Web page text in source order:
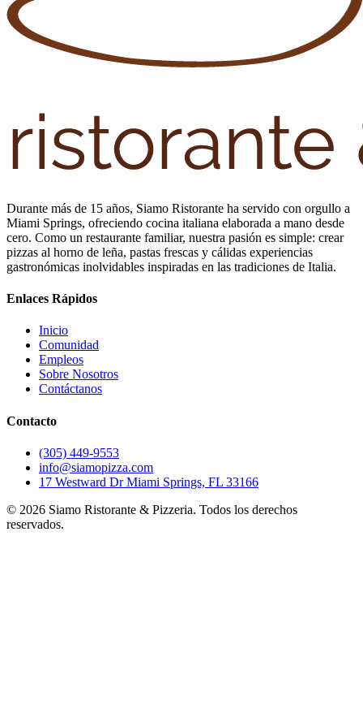
Durante más de 15 años, Siamo Ristorante ha servido con orgullo a
Miami Springs, ofreciendo cocina italiana elaborada a mano desde
cero. Como un restaurante familiar, nuestra pasión es simple: crear
pizzas al horno de leña, pastas frescas y cálidas experiencias
gastronómicas inolvidables inspiradas en las tradiciones de Italia.
Enlaces Rápidos
Inicio
Comunidad
Empleos
Sobre Nosotros
Contáctanos
Contacto
(305) 449-9553
info@siamopizza.com
17 Westward Dr Miami Springs, FL 33166
© 2026 Siamo Ristorante & Pizzeria. Todos los derechos
reservados.